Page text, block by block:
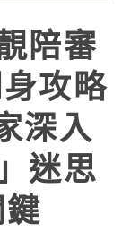
陪審
攻略
深入
迷思